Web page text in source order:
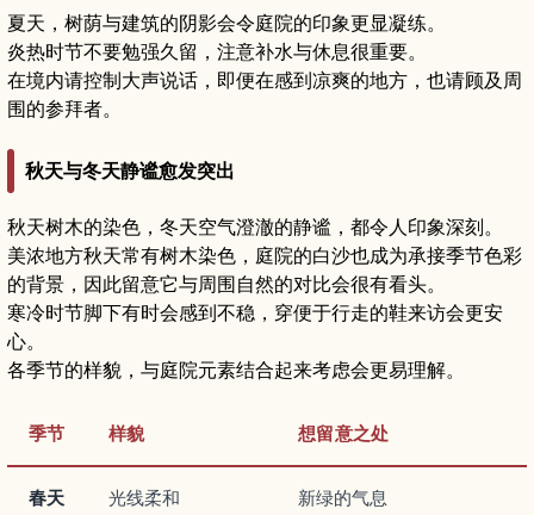
夏天，树荫与建筑的阴影会令庭院的印象更显凝练。
炎热时节不要勉强久留，注意补水与休息很重要。
在境内请控制大声说话，即便在感到凉爽的地方，也请顾及周
围的参拜者。
秋天与冬天静谧愈发突出
秋天树木的染色，冬天空气澄澈的静谧，都令人印象深刻。
美浓地方秋天常有树木染色，庭院的白沙也成为承接季节色彩
的背景，因此留意它与周围自然的对比会很有看头。
寒冷时节脚下有时会感到不稳，穿便于行走的鞋来访会更安
心。
各季节的样貌，与庭院元素结合起来考虑会更易理解。
季节 样貌 想留意之处
春天 光线柔和 新绿的气息